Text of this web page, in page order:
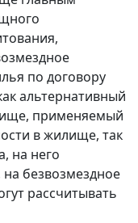
по договору
альтернативный
применяемый
в жилище, так
на него
безвозмездное
рассчитывать